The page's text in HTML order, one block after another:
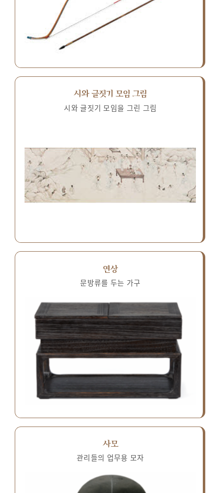
시와 글짓기 모임 그림
시와 글짓기 모임을 그린 그림
연상
문방류를 두는 가구
사모
관리들의 업무용 모자